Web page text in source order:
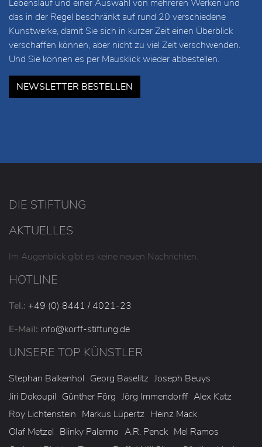
Lebenslauf und einer Auswahl von mehreren Werken und
das in der Regel beschränkt auf rund 20 verschiedene
Kunstwerke, damit Sie sich in kurzer Zeit einen Überblick
verschaffen können, aber nicht zu viel Zeit verschwenden.
Und Sie können es per Mausklick wieder abbestellen.
NEWSLETTER BESTELLEN
DIE STIFTUNG
AKTUELLES
Im Augenblick gibt es keine neuen Nachrichten.
HOTLINE
Tel.: +49 (0) 8441 / 4021-23
E-Mail: info@korff-stiftung.de
UNSERE TOP KÜNSTLER
Stephan Balkenhol Georg Baselitz Joseph Beuys
Jiri Dokoupil Günther Förg Jörg Immendorff Alex Katz
Roy Lichtenstein Markus Lüpertz Heinz Mack
Olaf Metzel Blinky Palermo A.R. Penck Mel Ramos